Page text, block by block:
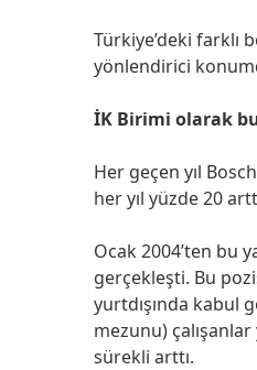
Türkiye’deki farklı
yönlendirici
İK Birimi olarak
Her geçen yıl
her yıl yüzde 20
Ocak 2004’ten bu
gerçekleşti. Bu
yurtdışında kabul
mezunu)
sürekli arttı.